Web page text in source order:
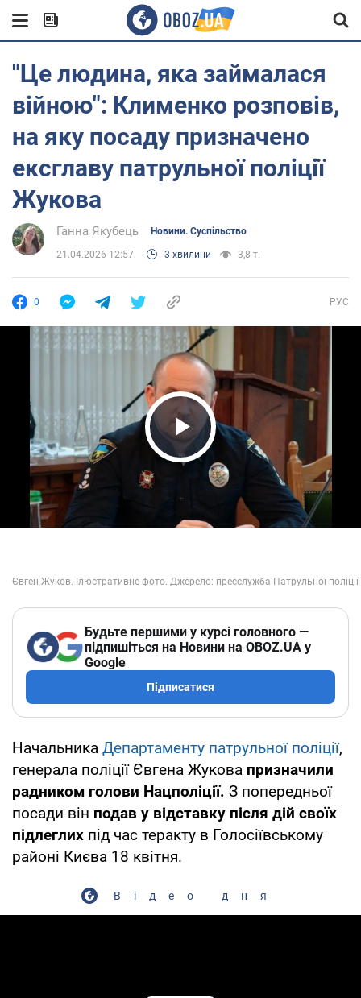
"Це людина, яка займалася
війною": Клименко розповів,
на яку посаду призначено
ексглаву патрульної поліції
Жукова
Ганна Якубець Новини. Суспільство
21.04.2026 12:57 3 хвилини 3,8 т.
0 РУС
Play Video
Будьте першими у курсі головного —
підпишіться на Новини на OBOZ.UA у
Google
Підписатися
Начальника Департаменту патрульної поліції,
генерала поліції Євгена Жукова призначили
радником голови Нацполіції. З попередньої
посади він подав у відставку після дій своїх
підлеглих під час теракту в Голосіївському
районі Києва 18 квітня.
Відео дня